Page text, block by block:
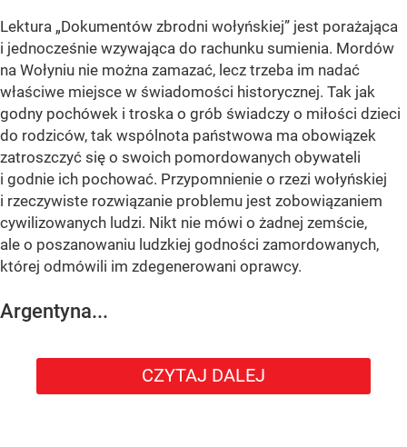
Lektura „Dokumentów zbrodni wołyńskiej” jest porażająca
i jednocześnie wzywająca do rachunku sumienia. Mordów
na Wołyniu nie można zamazać, lecz trzeba im nadać
właściwe miejsce w świadomości historycznej. Tak jak
godny pochówek i troska o grób świadczy o miłości dzieci
do rodziców, tak wspólnota państwowa ma obowiązek
zatroszczyć się o swoich pomordowanych obywateli
i godnie ich pochować. Przypomnienie o rzezi wołyńskiej
i rzeczywiste rozwiązanie problemu jest zobowiązaniem
cywilizowanych ludzi. Nikt nie mówi o żadnej zemście,
ale o poszanowaniu ludzkiej godności zamordowanych,
której odmówili im zdegenerowani oprawcy.
Argentyna...
CZYTAJ DALEJ